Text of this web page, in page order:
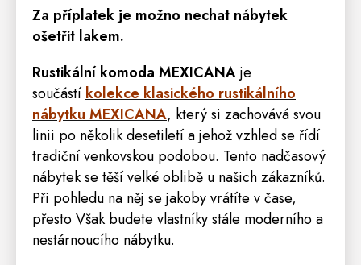
Za příplatek je možno nechat nábytek
ošetřit lakem.
Rustikální komoda MEXICANAje
součástí kolekce klasického rustikálního
nábytku MEXICANA, který si zachovává svou
linii po několik desetiletí a jehož vzhled se řídí
tradiční venkovskou podobou. Tento nadčasový
nábytek se těší velké oblibě u našich zákazníků.
Při pohledu na něj se jakoby vrátíte v čase,
přesto Však budete vlastníky stále moderního a
nestárnoucího nábytku.